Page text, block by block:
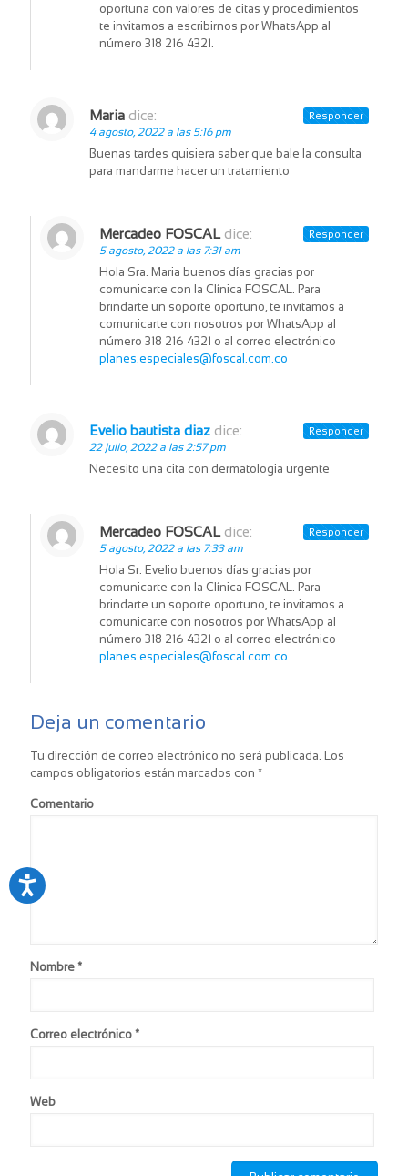
oportuna con valores de citas y procedimientos
te invitamos a escribirnos por WhatsApp al
número 318 216 4321.
Maria dice:
4 agosto, 2022 a las 5:16 pm
Buenas tardes quisiera saber que bale la consulta
para mandarme hacer un tratamiento
Responder
Mercadeo FOSCAL dice:
5 agosto, 2022 a las 7:31 am
Hola Sra. Maria buenos días gracias por
comunicarte con la Clínica FOSCAL. Para
brindarte un soporte oportuno, te invitamos a
comunicarte con nosotros por WhatsApp al
número 318 216 4321 o al correo electrónico
planes.especiales@foscal.com.co
Responder
Evelio bautista diaz dice:
22 julio, 2022 a las 2:57 pm
Necesito una cita con dermatologia urgente
Responder
Mercadeo FOSCAL dice:
5 agosto, 2022 a las 7:33 am
Hola Sr. Evelio buenos días gracias por
comunicarte con la Clínica FOSCAL. Para
brindarte un soporte oportuno, te invitamos a
comunicarte con nosotros por WhatsApp al
número 318 216 4321 o al correo electrónico
planes.especiales@foscal.com.co
Responder
Deja un comentario
Tu dirección de correo electrónico no será publicada. Los
campos obligatorios están marcados con *
Comentario
Nombre *
Correo electrónico *
Web